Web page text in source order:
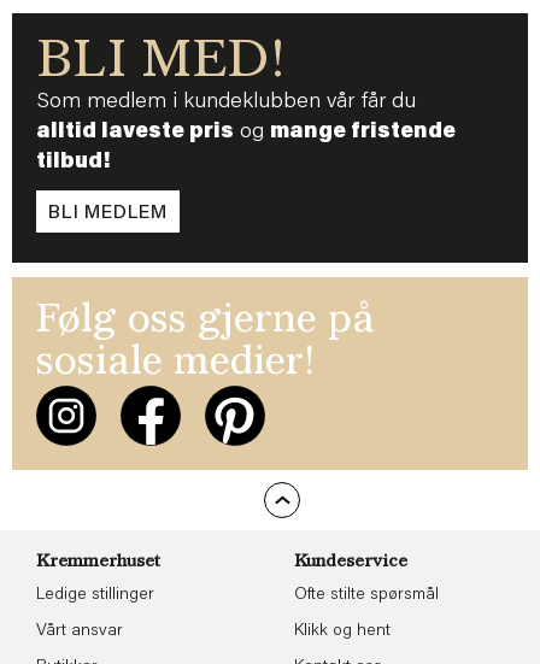
BLI MED!
Som medlem i kundeklubben vår får du
alltid laveste pris og mange fristende
tilbud!
BLI MEDLEM
Følg oss gjerne på
sosiale medier!
Kremmerhuset
Ledige stillinger
Vårt ansvar
Kundeservice
Ofte stilte spørsmål
Klikk og hent